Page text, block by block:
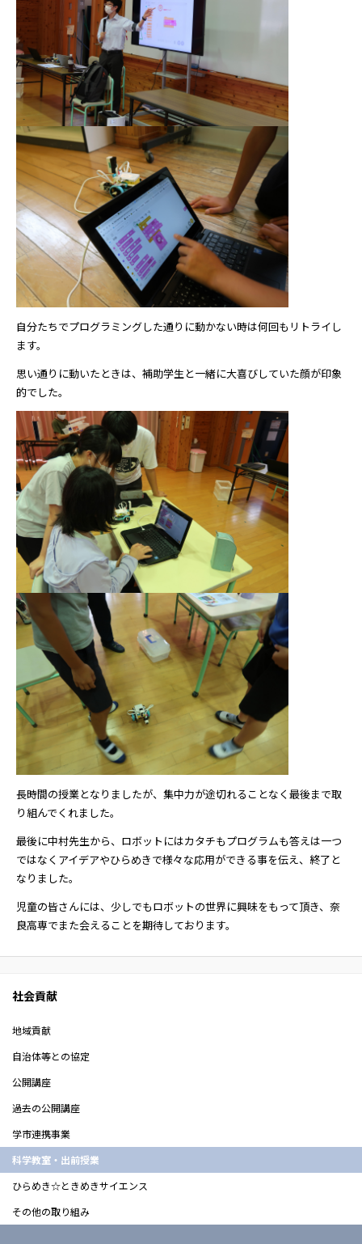
自分たちでプログラミングした通りに動かない時は何回もリトライし
ます。
思い通りに動いたときは、補助学生と一緒に大喜びしていた顔が印象
的でした。
長時間の授業となりましたが、集中力が途切れることなく最後まで取
り組んでくれました。
最後に中村先生から、ロボットにはカタチもプログラムも答えは一つ
ではなくアイデアやひらめきで様々な応用ができる事を伝え、終了と
なりました。
児童の皆さんには、少しでもロボットの世界に興味をもって頂き、奈
良高専でまた会えることを期待しております。
社会貢献
地域貢献
自治体等との協定
公開講座
過去の公開講座
学市連携事業
科学教室・出前授業
ひらめき☆ときめきサイエンス
その他の取り組み